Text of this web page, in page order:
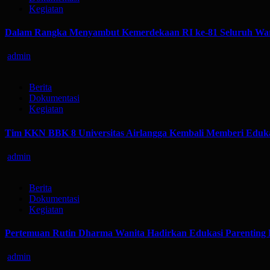
Kegiatan
Dalam Rangka Menyambut Kemerdekaan RI ke-81 Seluruh
admin
Berita
Dokumentasi
Kegiatan
Tim KKN BBK 8 Universitas Airlangga Kembali Memberi
admin
Berita
Dokumentasi
Kegiatan
Pertemuan Rutin Dharma Wanita Hadirkan Edukasi
admin